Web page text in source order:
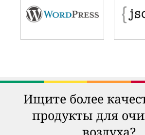
Ищите более
продукты для
воздуха?